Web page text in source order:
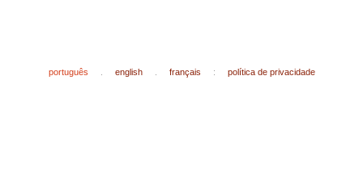
português english français : política de privacidade